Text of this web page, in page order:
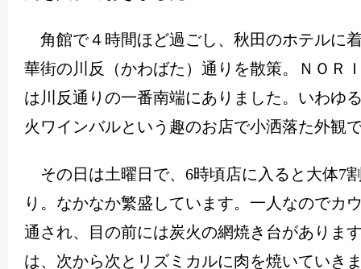
角館で４時間ほど過ごし、秋田のホテルに
華街の川反（かわばた）通りを散策。ＮＯＲ
は川反通りの一番南端にありました。いわゆ
火ワインバルという趣のお店で小洒落た外観
その日は土曜日で、 6時頃店に入ると大体7
り。なかなか繁盛しています。一人なのでカ
通され、目の前には炭火の網焼き台がありま
は、次から次とリズミカルに肉を焼いていき